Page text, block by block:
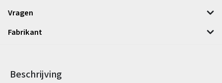
Vragen
Fabrikant
Beschrijving